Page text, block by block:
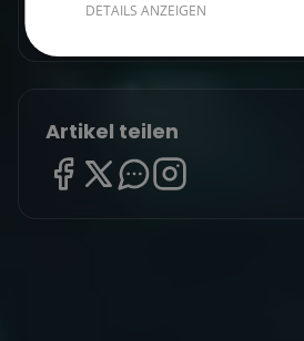
Törns ansehen
Artikel teilen
DETAILS ANZEIGEN